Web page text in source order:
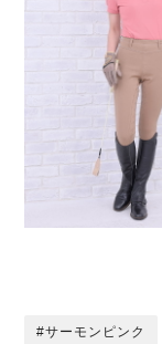
サーモンピンク